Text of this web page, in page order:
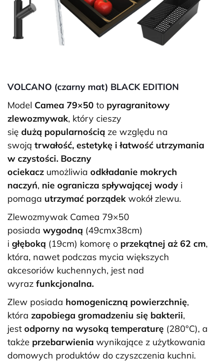
VOLCANO (czarny mat) BLACK EDITION
Model Camea 79×50 to pyragranitowy
zlewozmywak, który cieszy
się dużą popularnością ze względu na
swoją trwałość, estetykę i łatwość utrzymania
w czystości. Boczny
ociekacz umożliwia odkładanie mokrych
naczyń, nie ogranicza spływającej wody i
pomaga utrzymać porządek wokół zlewu.
Zlewozmywak Camea 79×50
posiada wygodną (49cmx38cm)
i głęboką (19cm) komorę o przekątnej aż 62 cm,
która, nawet podczas mycia większych
akcesoriów kuchennych, jest nad
wyraz funkcjonalna.
Zlew posiada homogeniczną powierzchnię,
która zapobiega gromadzeniu się bakterii,
jest odporny na wysoką temperaturę (280°C), a
także przebarwienia wynikające z użytkowania
domowych produktów do czyszczenia kuchni.